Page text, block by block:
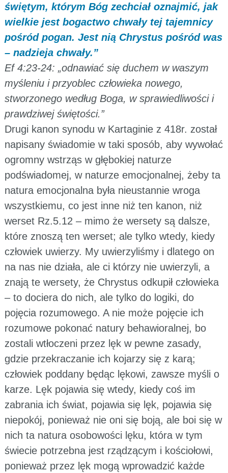
świętym, którym Bóg zechciał oznajmić, jak
wielkie jest bogactwo chwały tej tajemnicy
pośród pogan. Jest nią Chrystus pośród was
– nadzieja chwały.”
Ef 4:23-24: „odnawiać się duchem w waszym
myśleniu i przyoblec człowieka nowego,
stworzonego według Boga, w sprawiedliwości i
prawdziwej świętości.”
Drugi kanon synodu w Kartaginie z 418r. został
napisany świadomie w taki sposób, aby wywołać
ogromny wstrząs w głębokiej naturze
podświadomej, w naturze emocjonalnej, żeby ta
natura emocjonalna była nieustannie wroga
wszystkiemu, co jest inne niż ten kanon, niż
werset Rz.5.12 – mimo że wersety są dalsze,
które znoszą ten werset; ale tylko wtedy, kiedy
człowiek uwierzy. My uwierzyliśmy i dlatego on
na nas nie działa, ale ci którzy nie uwierzyli, a
znają te wersety, że Chrystus odkupił człowieka
– to dociera do nich, ale tylko do logiki, do
pojęcia rozumowego. A nie może pojęcie ich
rozumowe pokonać natury behawioralnej, bo
zostali wtłoczeni przez lęk w pewne zasady,
gdzie przekraczanie ich kojarzy się z karą;
człowiek poddany będąc lękowi, zawsze myśli o
karze. Lęk pojawia się wtedy, kiedy coś im
zabrania ich świat, pojawia się lęk, pojawia się
niepokój, ponieważ nie oni się boją, ale boi się w
nich ta natura osobowości lęku, która w tym
świecie potrzebna jest rządzącym i kościołowi,
ponieważ przez lęk mogą wprowadzić każde